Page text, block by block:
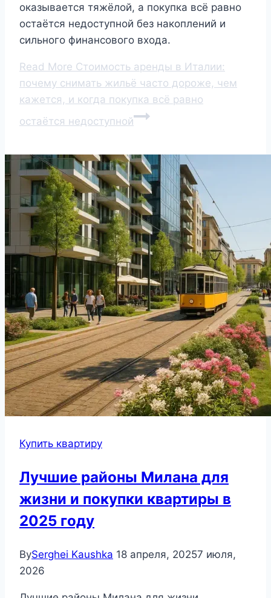
оказывается тяжёлой, а покупка всё равно
остаётся недоступной без накоплений и
сильного финансового входа.
Read More Стоимость аренды в Италии:
почему снимать жильё часто дороже, чем
кажется, и когда покупка всё равно
остаётся недоступной
Купить квартиру
Лучшие районы Милана для
жизни и покупки квартиры в
2025 году
BySerghei Kaushka 18 апреля, 20257 июля,
2026